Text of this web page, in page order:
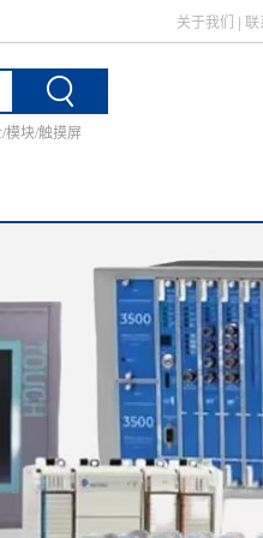
关于我们 | 联
模块/触摸屏